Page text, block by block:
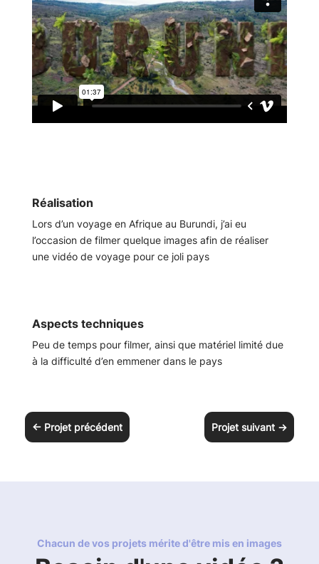
Réalisation
Lors d’un voyage en Afrique au Burundi, j’ai eu
l’occasion de filmer quelque images afin de réaliser
une vidéo de voyage pour ce joli pays
Aspects techniques
Peu de temps pour filmer, ainsi que matériel limité due
à la difficulté d’en emmener dans le pays
← Projet précédent Projet suivant →
Chacun de vos projets mérite d'être mis en images